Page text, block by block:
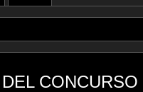
CONCURSO